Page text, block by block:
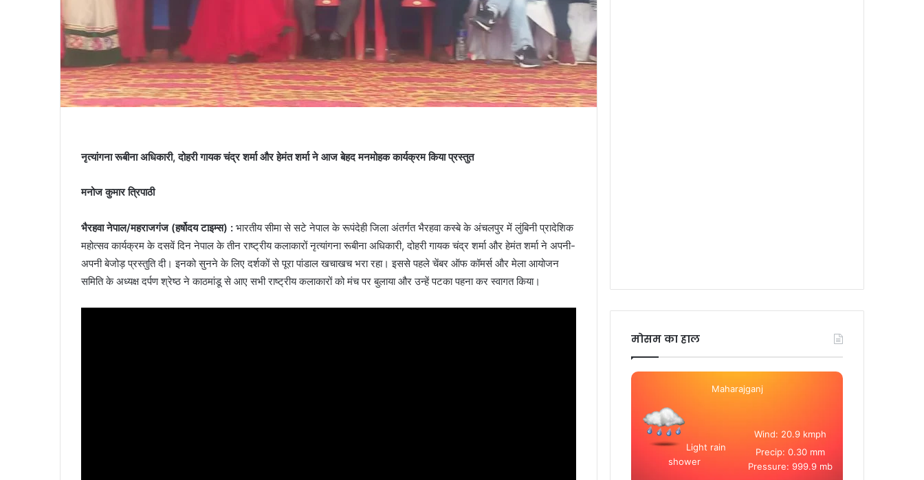
नृत्यांगना रूबीना अधिकारी, दोहरी गायक चंद्र शर्मा और हेमंत शर्मा ने आज बेहद मनमोहक कार्यक्रम किया प्रस्तुत
मनोज कुमार त्रिपाठी
भैरहवा नेपाल/महराजगंज (हर्षोदय टाइम्स) : भारतीय सीमा से सटे नेपाल के रूपंदेही जिला अंतर्गत भैरहवा कस्बे के अंचलपुर में लुंबिनी प्रादेशिक
महोत्सव कार्यक्रम के दसवें दिन नेपाल के तीन राष्ट्रीय कलाकारों नृत्यांगना रूबीना अधिकारी, दोहरी गायक चंद्र शर्मा और हेमंत शर्मा ने अपनी-
अपनी बेजोड़ प्रस्तुति दी। इनको सुनने के लिए दर्शकों से पूरा पांडाल खचाखच भरा रहा। इससे पहले चेंबर ऑफ कॉमर्स और मेला आयोजन
समिति के अध्यक्ष दर्पण श्रेष्ठ ने काठमांडू से आए सभी राष्ट्रीय कलाकारों को मंच पर बुलाया और उन्हें पटका पहना कर स्वागत किया।
मोसम का हाल
Maharajganj
Light rain
shower
Wind: 20.9 kmph
Precip: 0.30 mm
Pressure: 999.9 mb